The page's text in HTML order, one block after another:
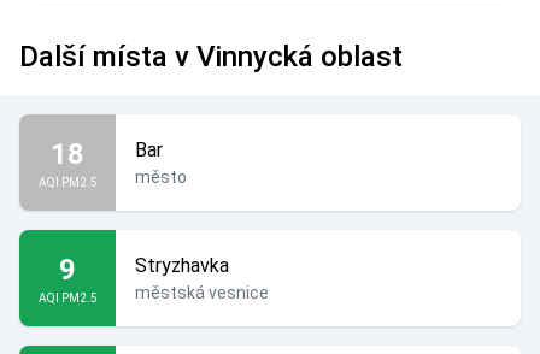
Další místa v Vinnycká oblast
18
AQI PM2.5
Bar
město
9
AQI PM2.5
Stryzhavka
městská vesnice